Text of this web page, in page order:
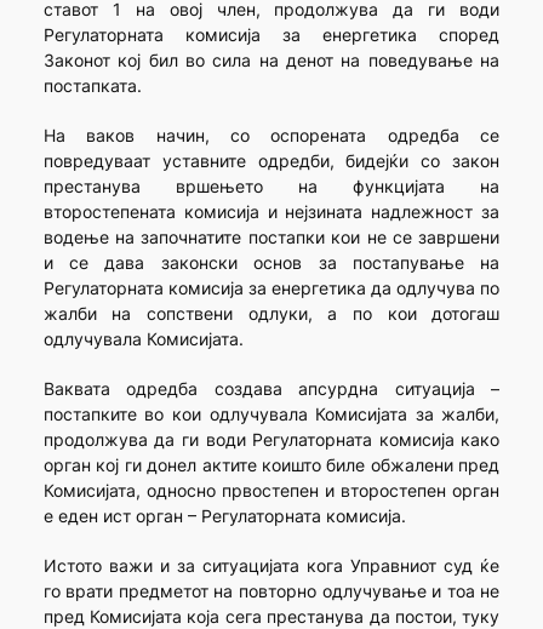
ставот 1 на овој член, продолжува да ги води
Регулаторната комисија за енергетика според
Законот кој бил во сила на денот на поведување на
постапката.
На ваков начин, со оспорената одредба се
повредуваат уставните одредби, бидејќи со закон
престанува вршењето на функцијата на
второстепената комисија и нејзината надлежност за
водење на започнатите постапки кои не се завршени
и се дава законски основ за постапување на
Регулаторната комисија за енергетика да одлучува по
жалби на сопствени одлуки, а по кои дотогаш
одлучувала Комисијата.
Ваквата одредба создава апсурдна ситуација –
постапките во кои одлучувала Комисијата за жалби,
продолжува да ги води Регулаторната комисија како
орган кој ги донел актите коишто биле обжалени пред
Комисијата, односно првостепен и второстепен орган
е еден ист орган – Регулаторната комисија.
Истото важи и за ситуацијата кога Управниот суд ќе
го врати предметот на повторно одлучување и тоа не
пред Комисијата која сега престанува да постои, туку